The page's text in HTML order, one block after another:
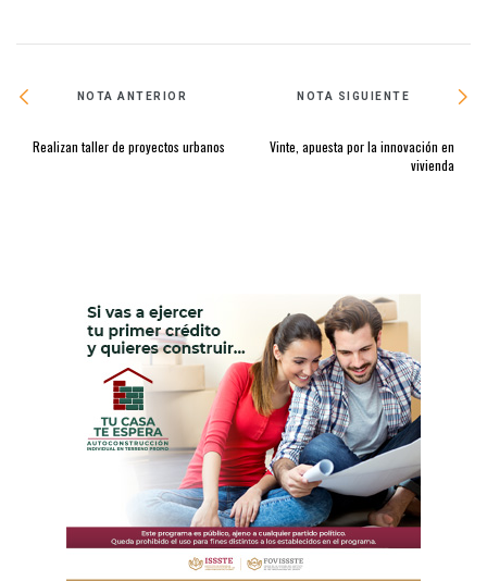
NOTA ANTERIOR
Realizan taller de proyectos urbanos
NOTA SIGUIENTE
Vinte, apuesta por la innovación en
vivienda